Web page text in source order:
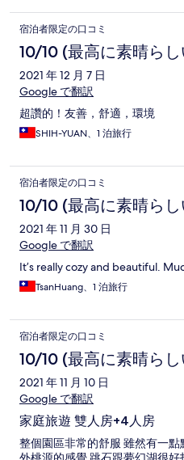
宿泊者限定の口コミ
10/10 (最高に素晴ら
2021 年 12 月 7 日
Google で翻訳
超讚的！友善，舒適，環境
SHIH-YUAN、1 泊旅行
宿泊者限定の口コミ
10/10 (最高に素晴ら
2021 年 11 月 30 日
Google で翻訳
It’s really cozy and beautiful.
TsanHuang、1 泊旅行
宿泊者限定の口コミ
10/10 (最高に素晴ら
2021 年 11 月 10 日
Google で翻訳
家庭旅遊 雙人房+4人房
整個園區非常的舒服 雖然有一